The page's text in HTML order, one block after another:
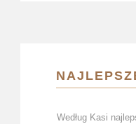
Według Kasi